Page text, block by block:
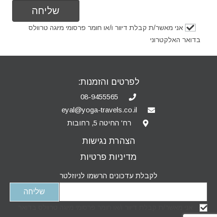
אני מאשר/ת קבלת דיוור ו/או חומר פרסומי מיוגה טרוולס
בדואר האלקטרוני
לפרטים והזמנות:
08-9455565
eyal@yoga-travels.co.il
רח' החיטה 5, רחובות
הצהרת נגישות
מדיניות פרטיות
לקבלת עדכונים הרשמו לניוזלטר